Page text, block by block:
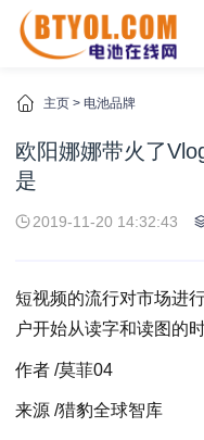
主页 > 电池品牌
欧阳娜娜带火了
是
2019-11-20 14:32:43
短视频的流行对市场进
户开始从读字和读图的
作者 /莫菲04
来源 /猎豹全球智库